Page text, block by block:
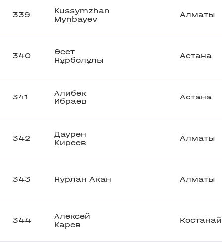
339
Kussymzhan
Mynbayev
Алматы
340
Әсет
Нұрболұлы
Астана
341
Алибек
Ибраев
Астана
342
Даурен
Киреев
Алматы
343 Нурлан Акан Алматы
344
Алексей
Карев
Костанай